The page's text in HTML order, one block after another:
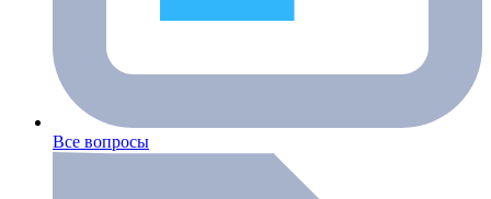
Все вопросы